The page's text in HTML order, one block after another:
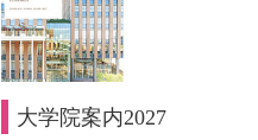
大学院案内2027